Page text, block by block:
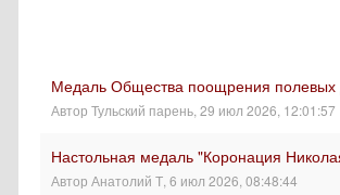
Медаль Общества поощрения полевых
Автор Тульский парень 29 июл 2026, 12:01:57
Настольная медаль "Коронация
Автор Анатолий Т 6 июл 2026, 08:48:44